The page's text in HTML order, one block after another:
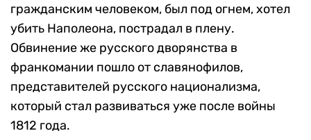
гражданским человеком, был под огнем, хотел
убить Наполеона, пострадал в плену.
Обвинение же русского дворянства в
франкомании пошло от славянофилов,
представителей русского национализма,
который стал развиваться уже после войны
1812 года.